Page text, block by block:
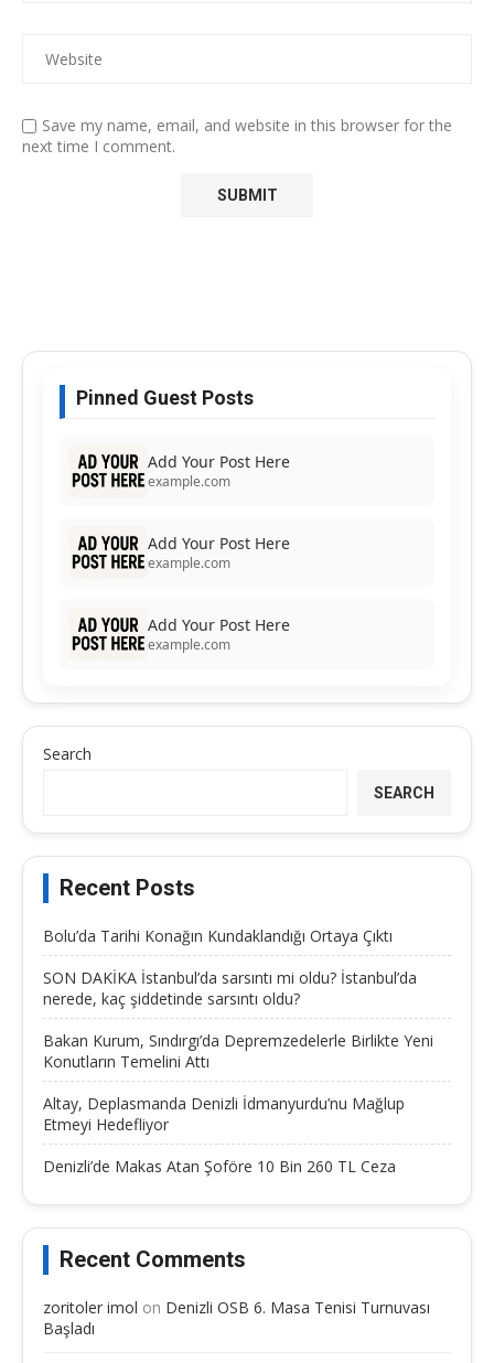
Save my name, email, and website in this browser for the
next time I comment.
Pinned Guest Posts
Add Your Post Here
example.com
Add Your Post Here
example.com
Add Your Post Here
example.com
Search
SEARCH
Recent Posts
Bolu’da Tarihi Konağın Kundaklandığı Ortaya Çıktı
SON DAKİKA İstanbul’da sarsıntı mi oldu? İstanbul’da
nerede, kaç şiddetinde sarsıntı oldu?
Bakan Kurum, Sındırgı’da Depremzedelerle Birlikte Yeni
Konutların Temelini Attı
Altay, Deplasmanda Denizli İdmanyurdu’nu Mağlup
Etmeyi Hedefliyor
Denizli’de Makas Atan Şoföre 10 Bin 260 TL Ceza
Recent Comments
zoritoler imol on Denizli OSB 6. Masa Tenisi Turnuvası
Başladı